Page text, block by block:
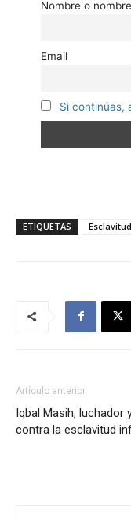
Nombre o
Email
Si continúas,
ETIQUETAS
Artículo anterior
Iqbal Masih, luchador
contra la esclavitud